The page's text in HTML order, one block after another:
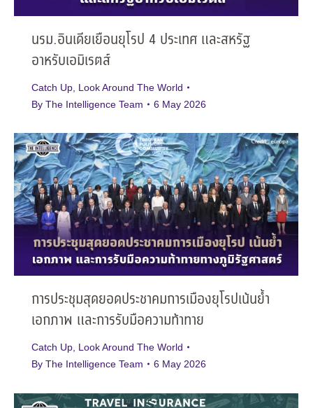
นรม.อินเดียเยือนยุโรป 4 ประเทศ และสหรัฐ
อาหรับเอมิเรตส์
Catch Up Look Around The World
By The Intelligence Team 6 May 2026
การประชุมสุดยอดประชาคมการเมืองยุโรปเน้นย้ำ
เอกภาพ และการรับมือความท้าทาย
Catch Up Look Around The World
By The Intelligence Team 6 May 2026